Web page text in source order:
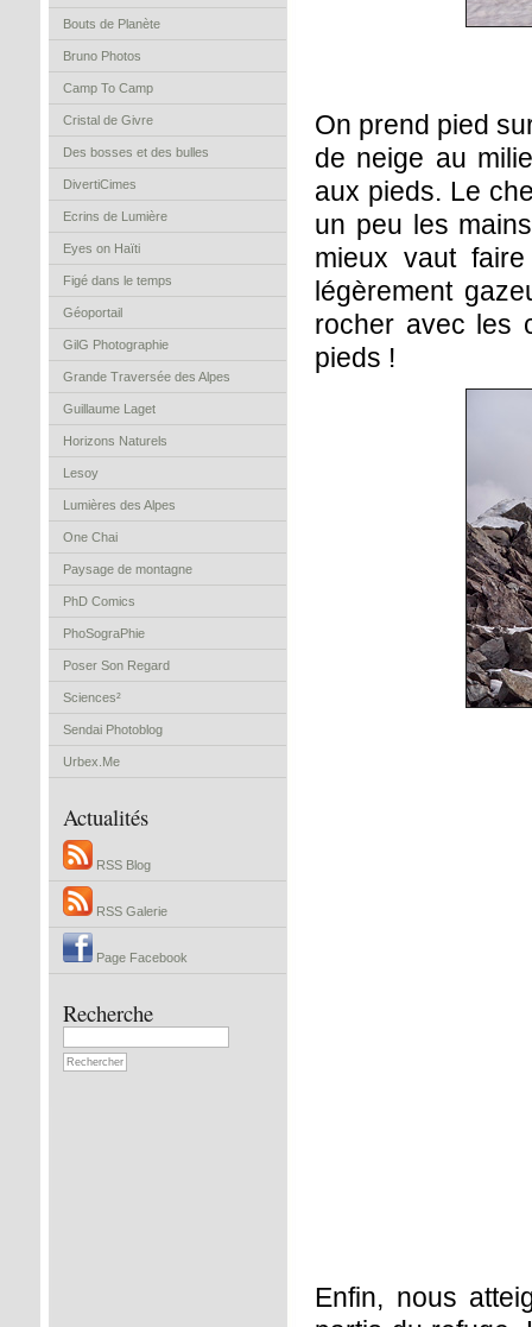
Bouts de Planète
Bruno Photos
Camp To Camp
Cristal de Givre
Des bosses et des bulles
DivertiCimes
Ecrins de Lumière
Eyes on Haïti
Figé dans le temps
Géoportail
GilG Photographie
Grande Traversée des Alpes
Guillaume Laget
Horizons Naturels
Lesoy
Lumières des Alpes
One Chai
Paysage de montagne
PhD Comics
PhoSograPhie
Poser Son Regard
Sciences²
Sendai Photoblog
Urbex.Me
Actualités
RSS Blog
RSS Galerie
Page Facebook
Recherche
On prend pied
de neige au
aux pieds. Le
un peu les
mieux vaut
légèrement
rocher avec les
pieds !
Enfin, nous